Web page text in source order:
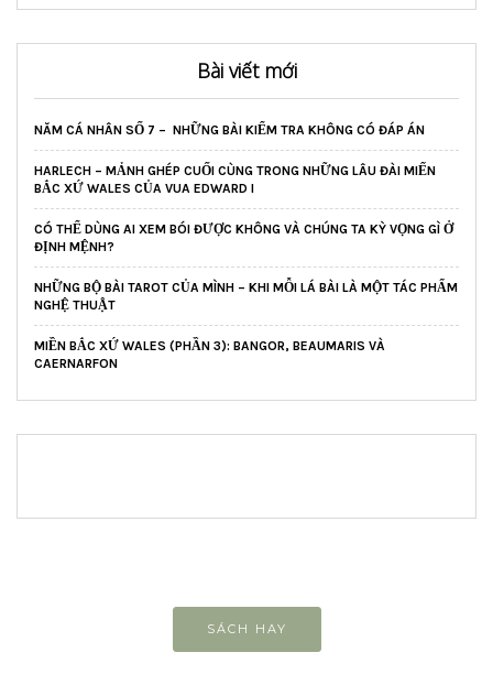
Bài viết mới
NĂM CÁ NHÂN SỐ 7 – NHỮNG BÀI KIỂM TRA KHÔNG CÓ ĐÁP ÁN
HARLECH – MẢNH GHÉP CUỐI CÙNG TRONG NHỮNG LÂU ĐÀI MIẾN
BẮC XỨ WALES CỦA VUA EDWARD I
CÓ THỂ DÙNG AI XEM BÓI ĐƯỢC KHÔNG VÀ CHÚNG TA KỲ VỌNG GÌ Ở
ĐỊNH MỆNH?
NHỮNG BỘ BÀI TAROT CỦA MÌNH – KHI MỖI LÁ BÀI LÀ MỘT TÁC PHẨM
NGHỆ THUẬT
MIỀN BẮC XỨ WALES (PHẦN 3): BANGOR, BEAUMARIS VÀ
CAERNARFON
SÁCH HAY